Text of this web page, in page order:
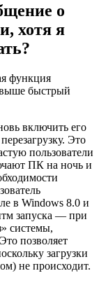
о
хотя я
функция
выше быстрый
включить его
Это
пользователи
ПК на ночь и
в Windows 8.0 и
запуска — при
системы,
позволяет
загрузки
не происходит.